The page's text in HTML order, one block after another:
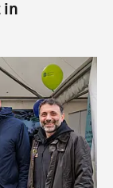
in